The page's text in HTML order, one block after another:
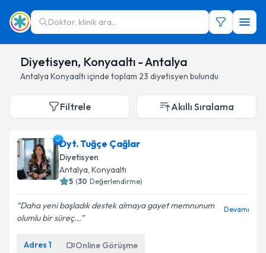
Doktor, klinik ara...
Diyetisyen, Konyaaltı - Antalya
Antalya Konyaaltı içinde toplam 23 diyetisyen bulundu
Filtrele Akıllı Sıralama
Dyt. Tuğçe Çağlar
Diyetisyen
Antalya, Konyaaltı
5 (30 Değerlendirme)
Daha yeni başladık destek almaya gayet memnunum
olumlu bir süreç...
Devamı
Adres 1 Online Görüşme